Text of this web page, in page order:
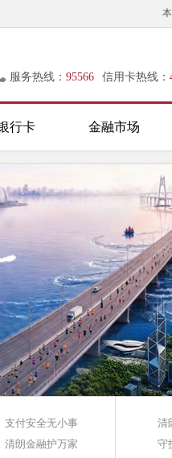
服务热线： 95566 信用卡热线：
行卡 金融市场
支付安全无小事
清朗金融护万家
清
守